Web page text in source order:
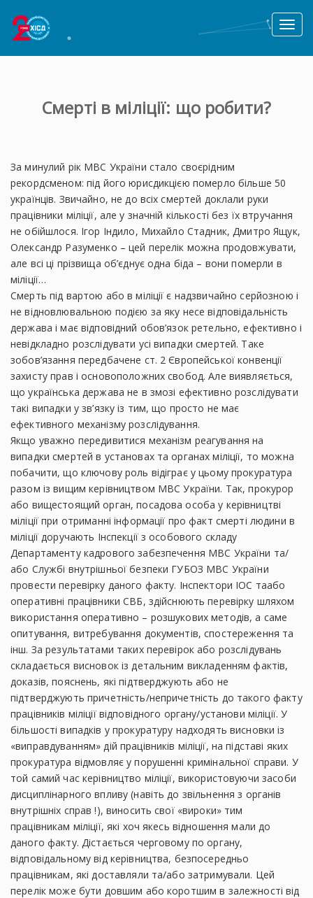
Toggle
Смерті в міліції: що робити?
За минулий рік МВС України стало своєрідним
рекордсменом: під його юрисдикцією померло більше 50
українців. Звичайно, не до всіх смертей доклали руки
працівники міліції, але у значній кількості без їх втручання
не обійшлося. Ігор Індило, Михайло Стадник, Дмитро Ящук,
Олександр Разуменко – цей перелік можна продовжувати,
але всі ці прізвища об’єднує одна біда – вони померли в
міліції…
Смерть під вартою або в міліції є надзвичайно серйозною і
не відновлювальною подією за яку несе відповідальність
держава і має відповідний обов’язок ретельно, ефективно і
невідкладно розслідувати усі випадки смертей. Таке
зобов’язання передбачене ст. 2 Європейської конвенції
захисту прав і основоположних свобод. Але виявляється,
що українська держава не в змозі ефективно розслідувати
такі випадки у зв’язку із тим, що просто не має
ефективного механізму розслідування.
Якщо уважно передивитися механізм реагування на
випадки смертей в установах та органах міліції, то можна
побачити, що ключову роль відіграє у цьому прокуратура
разом із вищим керівництвом МВС України. Так, прокурор
або вищестоящий орган, посадова особа у керівництві
міліції при отриманні інформації про факт смерті людини в
міліції доручають Інспекції з особового складу
Департаменту кадрового забезпечення МВС України та/
або Службі внутрішньої безпеки ГУБОЗ МВС України
провести перевірку даного факту. Інспектори ІОС таабо
оперативні працівники СВБ, здійснюють перевірку шляхом
використання оперативно – розшукових методів, а саме
опитування, витребування документів, спостереження та
інш. За результатами таких перевірок або розслідувань
складається висновок із детальним викладенням фактів,
доказів, пояснень, які підтверджують або не
підтверджують причетність/непричетність до такого факту
працівників міліції відповідного органу/установи міліції. У
більшості випадків у прокуратуру надходять висновки із
«виправдуванням» дій працівників міліції, на підставі яких
прокуратура відмовляє у порушенні кримінальної справи. У
той самий час керівництво міліції, використовуючи засоби
дисциплінарного впливу (навіть до звільнення з органів
внутрішніх справ !), виносить свої «вироки» тим
працівникам міліції, які хоч якесь відношення мали до
даного факту. Дістається черговому по органу,
відповідальному від керівництва, безпосередньо
працівникам, які доставляли та/або затримували. Цей
перелік може бути довшим або коротшим в залежності від